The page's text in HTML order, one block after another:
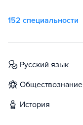
152 специальности
русский язык
обществознание
история